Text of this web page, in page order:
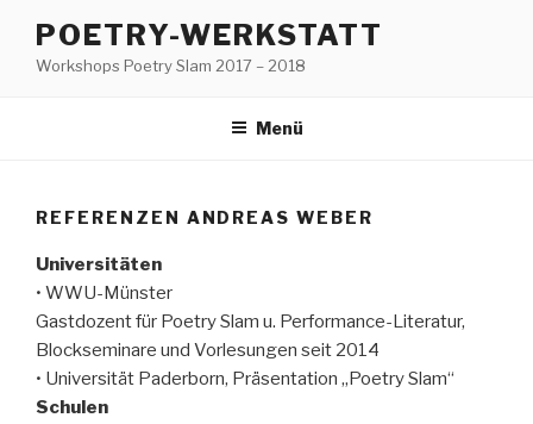
Inhalt
springen
POETRY-WERKSTATT
Workshops Poetry Slam 2017 – 2018
Menü
REFERENZEN ANDREAS WEBER
Universitäten
• WWU-Münster
Gastdozent für Poetry Slam u. Performance-Literatur,
Blockseminare und Vorlesungen seit 2014
• Universität Paderborn, Präsentation „Poetry Slam“
Schulen